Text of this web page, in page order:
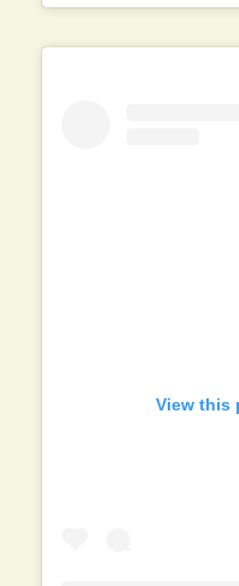
View this